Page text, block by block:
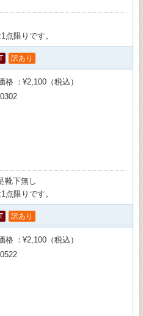
点限りです。
訳あり
格
¥2,100（税込）
靴下無し
点限りです。
訳あり
格
¥2,100（税込）